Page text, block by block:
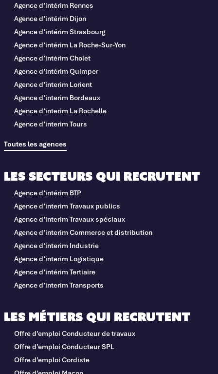
Agence d’intérim Rennes
Agence d’intérim Dijon
Agence d’intérim Strasbourg
Agence d’intérim La Roche-Sur-Yon
Agence d’intérim Cholet
Agence d’intérim Quimper
Agence d’interim Lorient
Agence d’interim Bordeaux
Agence d’interim La Rochelle
Agence d’interim Tours
Toutes les agences
Les métiers qui recrutent
Offre d’emploi Conducteur de travaux
Offre d’emploi Conducteur SPL
Offre d’emploi Cordiste
Les secteurs qui recrutent
Agence d’intérim BTP
Agence d’interim Travaux publics
Agence d’interim Travaux spéciaux
Agence d’interim Commerce et distribution
Agence d’interim Industrie
Agence d’interim Logistique
Agence d’intérim Tertiaire
Agence d’interim Transports